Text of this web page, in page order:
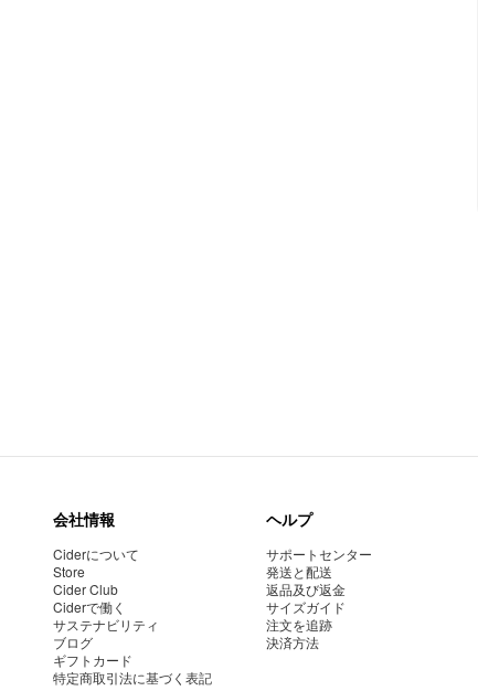
会社情報
Ciderについて
Store
Cider Club
Ciderで働く
サステナビリティ
ブログ
ギフトカード
特定商取引法に基づく表記
ヘルプ
サポートセンター
発送と配送
返品及び返金
サイズガイド
注文を追跡
決済方法